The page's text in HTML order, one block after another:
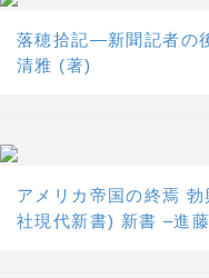
落穂拾記―新聞記者の
清雅 (著)
アメリカ帝国の終焉
社現代新書) 新書 –進